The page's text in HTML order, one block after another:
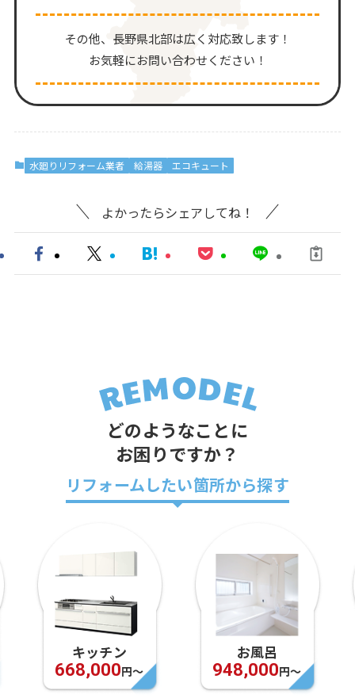
その他、⻑野県北部は広く対応致します！
お気軽にお問い合わせください！
水廻りリフォーム業者 給湯器 エコキュート
よかったらシェアしてね！
どのようなことに
お困りですか？
リフォームしたい箇所から探す
キッチン
668,000円〜
お風呂
948,000円〜